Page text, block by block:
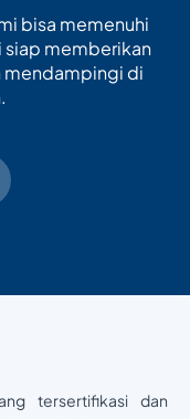
bisa memenuhi
siap memberikan
mendampingi di
tersertifikasi dan